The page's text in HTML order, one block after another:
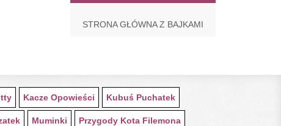
STRONA GŁÓWNA Z BAJKAMI
Kacze Opowieści Kubuś Puchatek
Muminki Przygody Kota Filemona